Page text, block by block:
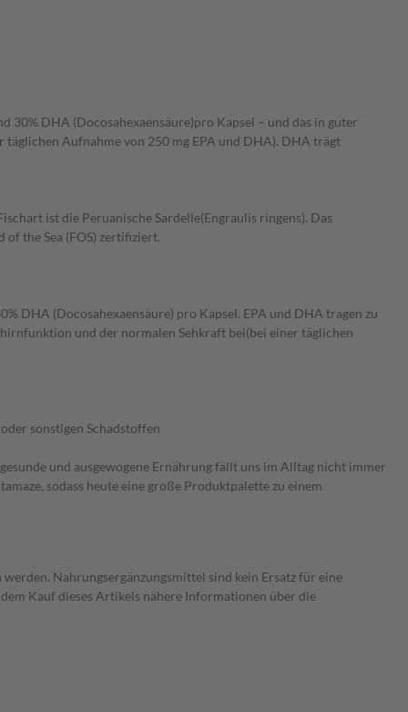
30% DHA (Docosahexaensäure)pro Kapsel – und das in guter
Aufnahme von 250 mg EPA und DHA). DHA trägt
ist die Peruanische Sardelle(Engraulis ringens). Das
the Sea (FOS) zertifiziert.
DHA (Docosahexaensäure) pro Kapsel. EPA und DHA tragen zu
und der normalen Sehkraft bei(bei einer täglichen
sonstigen Schadstoffen
und ausgewogene Ernährung fällt uns im Alltag nicht immer
sodass heute eine große Produktpalette zu einem
Nahrungsergänzungsmittel sind kein Ersatz für eine
Kauf dieses Artikels nähere Informationen über die